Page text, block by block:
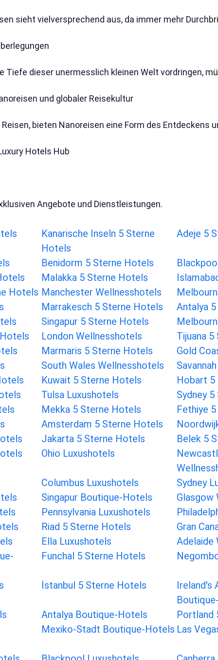
sieht vielversprechend aus, da immer mehr
Tiefe dieser unermesslich kleinen Welt vordringen,
und globaler Reisekultur
bieten Nanoreisen eine Form des Entdeckens
Hotels Hub
Angebote und Dienstleistungen.
Kanarische Inseln 5 Sterne
Hotels
Adeje 5
Benidorm 5 Sterne Hotels
Malakka 5 Sterne Hotels
Hotels Manchester Wellnesshotels
Marrakesch 5 Sterne Hotels
Antalya
Singapur 5 Sterne Hotels
London Wellnesshotels
Tijuana
Marmaris 5 Sterne Hotels
Gold
South Wales Wellnesshotels
Kuwait 5 Sterne Hotels
Hobart
Tulsa Luxushotels
Sydney
Mekka 5 Sterne Hotels
Fethiye
Amsterdam 5 Sterne Hotels
Jakarta 5 Sterne Hotels
Belek 5
Ohio Luxushotels
Columbus Luxushotels
Sydney
Singapur Boutique-Hotels
Glasgow
Pennsylvania Luxushotels
Riad 5 Sterne Hotels
Gran
Ella Luxushotels
Adelaide
Funchal 5 Sterne Hotels
İstanbul 5 Sterne Hotels
Ireland's
Antalya Boutique-Hotels
Portland
Mexiko-Stadt Boutique-Hotels Las